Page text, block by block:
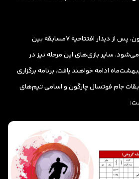
به گزارش روابط عمومی چارگون، پس از دیدار افتتاحیه 7مسابقه بین
سایر بازی‌های این مرحله نیز در
ادامه خواهند یافت. برنامه برگزاری
جام فوتسال چارگون و اسامی تیم‌های